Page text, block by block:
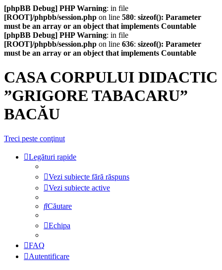
[phpBB Debug] PHP Warning: in file
[ROOT]/phpbb/session.php on line 580: sizeof(): Parameter
must be an array or an object that implements Countable
[phpBB Debug] PHP Warning: in file
[ROOT]/phpbb/session.php on line 636: sizeof(): Parameter
must be an array or an object that implements Countable
CASA CORPULUI DIDACTIC
”GRIGORE TABACARU”
BACĂU
Treci peste conţinut
Legături rapide
Vezi subiecte fără răspuns
Vezi subiecte active
Căutare
Echipa
FAQ
Autentificare